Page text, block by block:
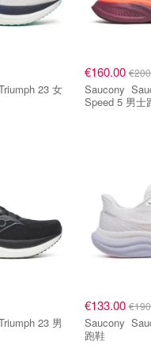
€160.00
Saucony Saucony Endorphin
Speed 5 男士
€133.00
Saucony Saucony Triumph 23 女
跑鞋